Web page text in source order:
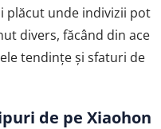
plăcut unde indivizii pot
divers, făcând din ace
tendințe și sfaturi de
de pe Xiaohon